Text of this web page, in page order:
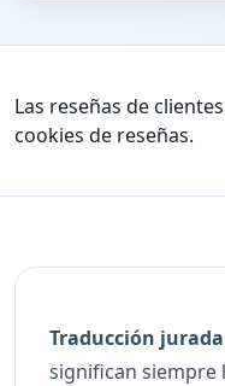
Las reseñas de
cookies de reseñas.
Traducción jurada
significan siempre